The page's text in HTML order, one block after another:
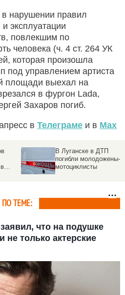
нарушении правил
эксплуатации
повлекшим по
человека (ч. 4 ст. 264 УК
которая произошла
под управлением артиста
площади выехал на
в фургон Lada,
Захаров погиб.
в Телеграме и в Max
В Луганске в ДТП
погибли молодожены-
мотоциклисты
ПО ТЕМЕ:
что на подушке
не только актерские